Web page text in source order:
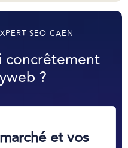
SEO CAEN
?
et vos